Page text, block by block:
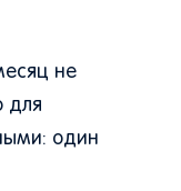
не
для
один